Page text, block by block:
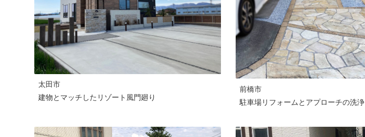
太田市
建物とマッチしたリゾート風門廻り
前橋市
駐車場リフォームとアプローチの洗浄